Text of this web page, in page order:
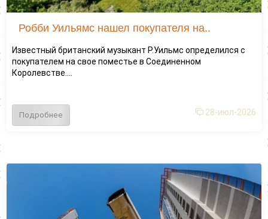
Робби Уильямс нашел покупателя на..
Известный британский музыкант Р.Уильмс определился с
покупателем на свое поместье в Соединенном
Королевстве....
Подробнее 28-июл-2026